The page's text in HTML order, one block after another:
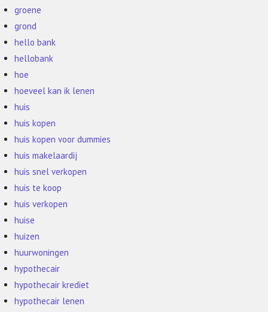
groene
grond
hello bank
hellobank
hoe
hoeveel kan ik lenen
huis
huis kopen
huis kopen voor dummies
huis makelaardij
huis snel verkopen
huis te koop
huis verkopen
huise
huizen
huurwoningen
hypothecair
hypothecair krediet
hypothecair lenen